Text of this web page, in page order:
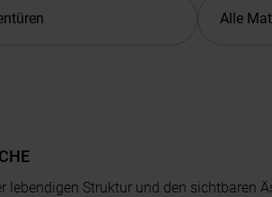
lebendigen Struktur und den sichtbaren